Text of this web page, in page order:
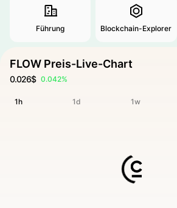
Führung Blockchain-Explorer
FLOW Preis-Live-Chart
0.026$ 0.042%
1h 1d 1w